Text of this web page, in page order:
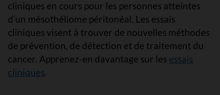
cliniques en cours pour les personnes atteintes
d’un mésothéliome péritonéal. Les essais
cliniques visent à trouver de nouvelles méthodes
de prévention, de détection et de traitement du
cancer. Apprenez-en davantage sur les essais
cliniques.